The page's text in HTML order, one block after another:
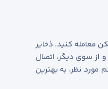
معامله کنید. ذخایر
از سوی دیگر، اتصال
مورد نظر، به بهترین